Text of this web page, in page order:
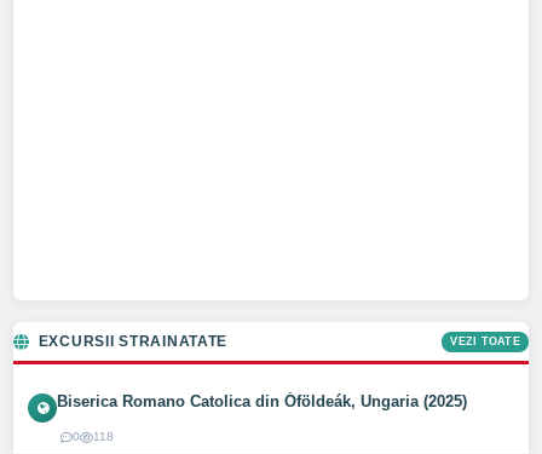
EXCURSII STRAINATATE VEZI TOATE
Biserica Romano Catolica din Óföldeák, Ungaria (2025)
0 118